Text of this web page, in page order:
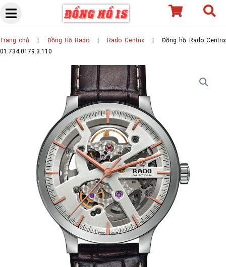
Skip
content
Trang chủ Đồng Hồ Rado Rado Centrix| Đồng hồ Rado Centrix
01.734.0179.3.110